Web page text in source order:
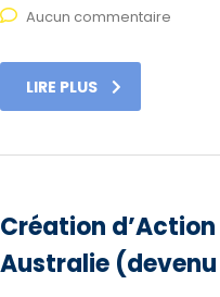
Aucun commentaire
LIRE PLUS
Création
Australie